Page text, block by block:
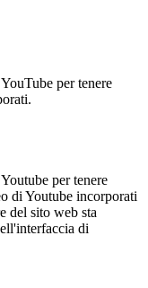
per tenere
per tenere
di Youtube incorporati
del sito web sta
di